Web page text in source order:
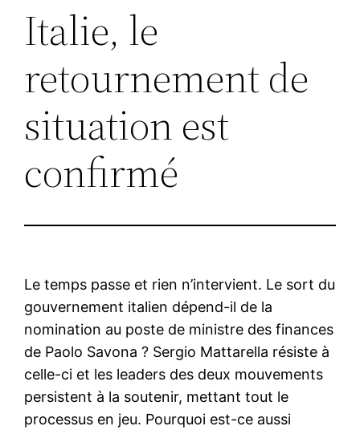
Italie, le
retournement de
situation est
confirmé
Le temps passe et rien n’intervient. Le sort du
gouvernement italien dépend-il de la
nomination au poste de ministre des finances
de Paolo Savona ? Sergio Mattarella résiste à
celle-ci et les leaders des deux mouvements
persistent à la soutenir, mettant tout le
processus en jeu. Pourquoi est-ce aussi